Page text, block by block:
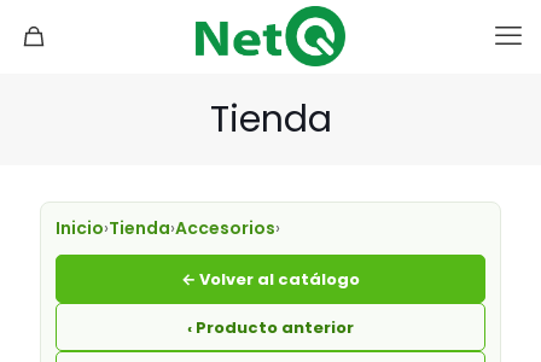
Tienda
Inicio›Tienda›Accesorios›
← Volver al catálogo
‹ Producto anterior